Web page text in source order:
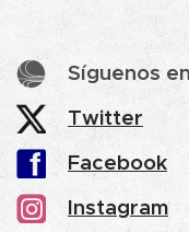
Síguenos
Twitter
Facebook
Instagram